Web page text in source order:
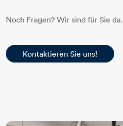
Noch Fragen? Wir sind für Sie da.
Kontaktieren Sie uns!